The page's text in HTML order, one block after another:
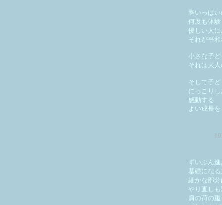
胸いっぱ
何度も体験
優しい人
それが平
小さな子
それは大
そして子
にっこり
感動する
よい成長
ずいぶん
基礎にな
細かな部
やり直し
肩の荷の